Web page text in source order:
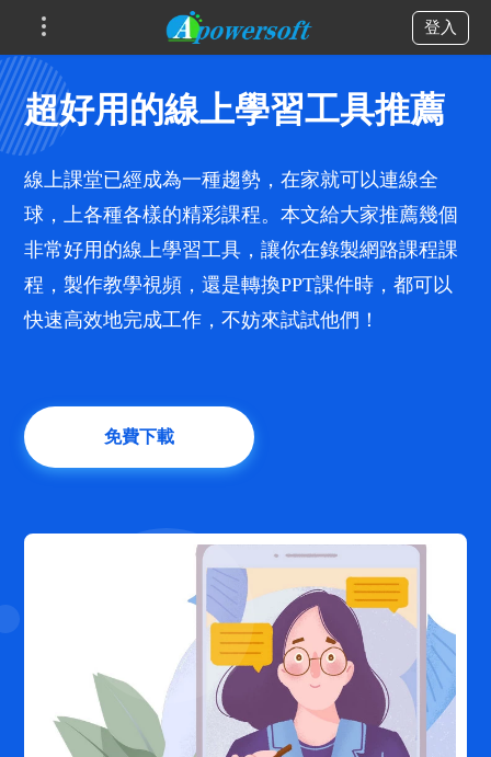
登入
超好用的線上學習工具推薦
線上課堂已經成為一種趨勢，在家就可以連線全
球，上各種各樣的精彩課程。本文給大家推薦幾個
非常好用的線上學習工具，讓你在錄製網路課程課
程，製作教學視頻，還是轉換PPT課件時，都可以
快速高效地完成工作，不妨來試試他們！
免費下載